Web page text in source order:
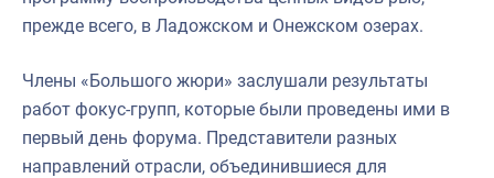
прежде всего, в Ладожском и Онежском озерах.
Члены «Большого жюри» заслушали результаты
работ фокус-групп, которые были проведены ими в
первый день форума. Представители разных
направлений отрасли, объединившиеся для